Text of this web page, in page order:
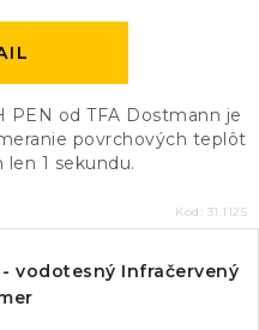
PEN od TFA Dostmann je
povrchových teplôt
1 sekundu.
Kód: 31.1125
- vodotesný Infračervený